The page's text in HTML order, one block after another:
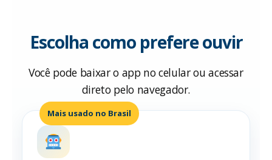
Escolha como prefere ouvir
Você pode baixar o app no celular ou acessar
direto pelo navegador.
Mais usado no Brasil